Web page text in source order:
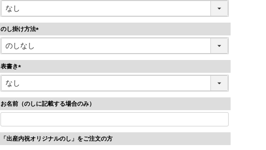
のし掛け方法
(
表書き
(
必
お名前（のしに記載する場合のみ）
「出産内祝オリジナルのし」をご注文の方